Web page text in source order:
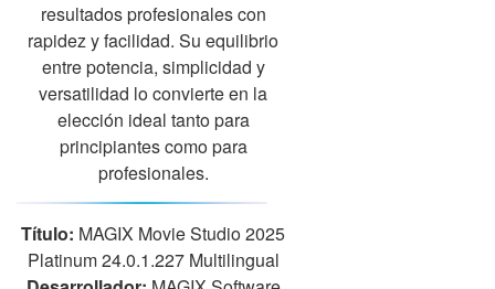
resultados profesionales con
rapidez y facilidad. Su equilibrio
entre potencia, simplicidad y
versatilidad lo convierte en la
elección ideal tanto para
principiantes como para
profesionales.
Título: MAGIX Movie Studio 2025
Platinum 24.0.1.227 Multilingual